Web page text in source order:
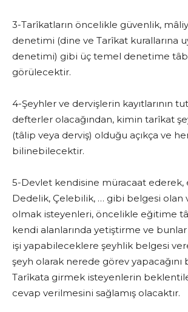
3-Tarîkatların öncelikle güvenlik,
denetimi (dine ve Tarîkat kurallarına
denetimi) gibi üç temel denetime
görülecektir.
4-Şeyhler ve dervişlerin kayıtlarının
defterler olacağından, kimin tarîkat
(tâlip veya derviş) olduğu açıkça ve
bilinebilecektir.
5-Devlet kendisine müracaat ederek,
Dedelik, Çelebilik, … gibi belgesi olan
olmak isteyenleri, öncelikle eğitime
kendi alanlarında yetiştirme ve
işi yapabileceklere şeyhlik belgesi
şeyh olarak nerede görev yapacağını
Tarîkata girmek isteyenlerin
cevap verilmesini sağlamış olacaktır.